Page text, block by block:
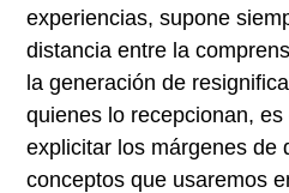
experiencias, supone
distancia entre la
la generación de
quienes lo recepcionan,
explicitar los márgenes de
conceptos que usaremos